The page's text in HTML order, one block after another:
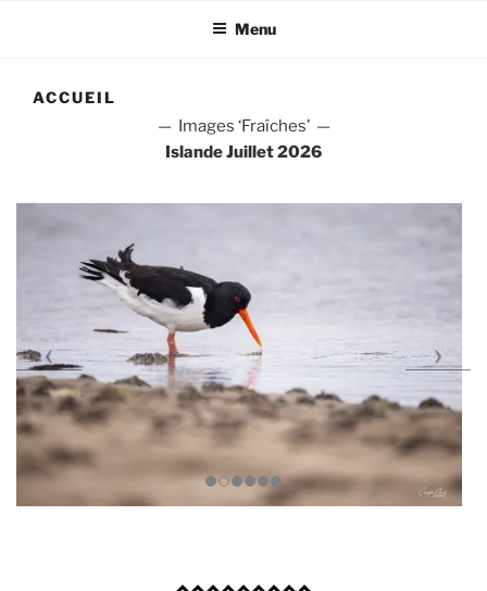
Menu
ACCUEIL
— Images ‘Fraîches’ —
Islande Juillet 2026